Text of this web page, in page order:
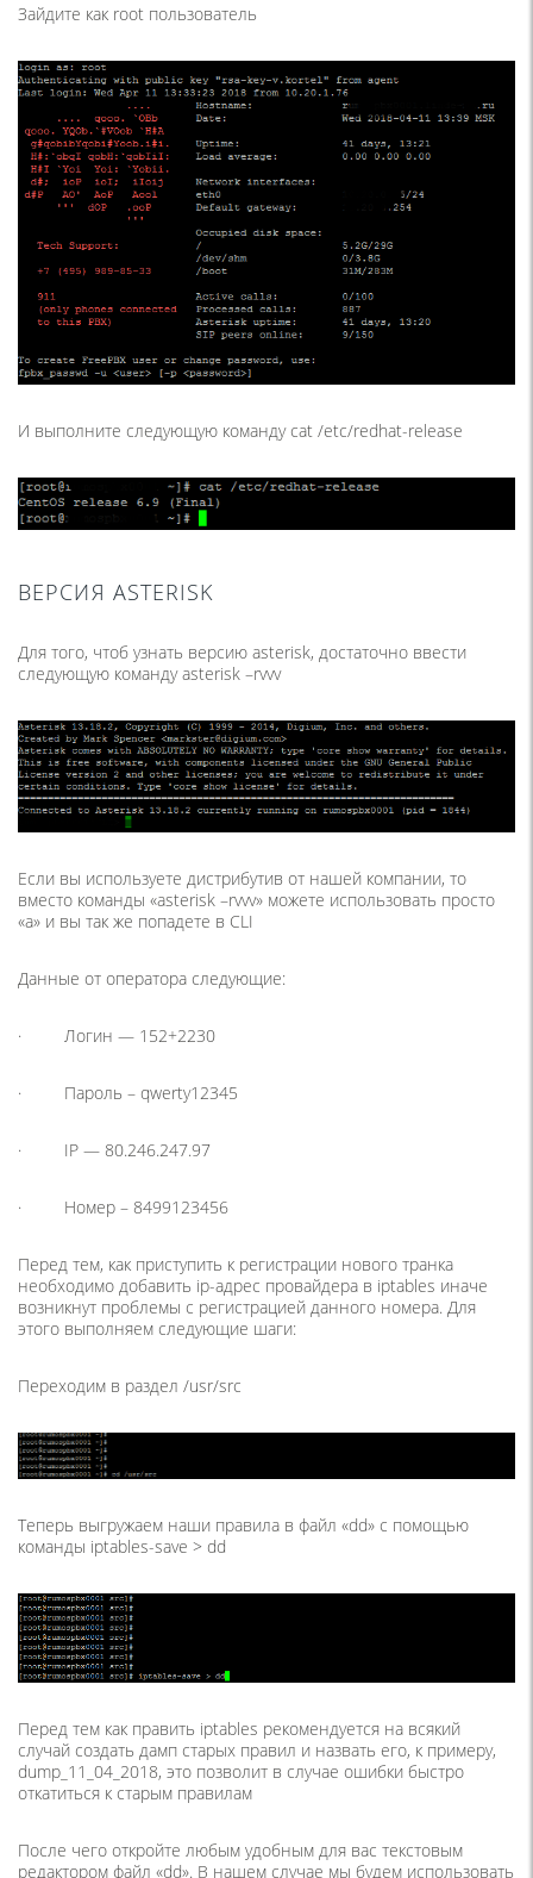
Зайдите как root пользователь
И выполните следующую команду cat /etc/redhat-release
ВЕРСИЯ ASTERISK
Для того, чтоб узнать версию asterisk, достаточно ввести
следующую команду asterisk –rvvv
Если вы используете дистрибутив от нашей компании, то
вместо команды «asterisk –rvvv» можете использовать просто
«a» и вы так же попадете в CLI
Данные от оператора следующие:
· Логин — 152+2230
· Пароль – qwerty12345
· IP — 80.246.247.97
· Номер – 8499123456
Перед тем, как приступить к регистрации нового транка
необходимо добавить ip-адрес провайдера в iptables иначе
возникнут проблемы с регистрацией данного номера. Для
этого выполняем следующие шаги:
Переходим в раздел /usr/src
Теперь выгружаем наши правила в файл «dd» с помощью
команды iptables-save > dd
Перед тем как править iptables рекомендуется на всякий
случай создать дамп старых правил и назвать его, к примеру,
dump_11_04_2018, это позволит в случае ошибки быстро
откатиться к старым правилам
После чего откройте любым удобным для вас текстовым
редактором файл «dd». В нашем случае мы будем использовать